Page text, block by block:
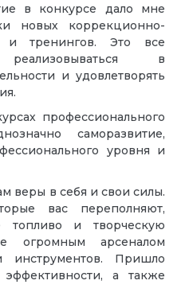
в конкурсе дало мне
новых коррекционно-
и тренингов.Это все
в
и удовлетворять
профессионального
саморазвитие,
уровня и
веры в себя и свои силы.
вас переполняют,
и творческую
огромным арсеналом
инструментов. Пришло
а также